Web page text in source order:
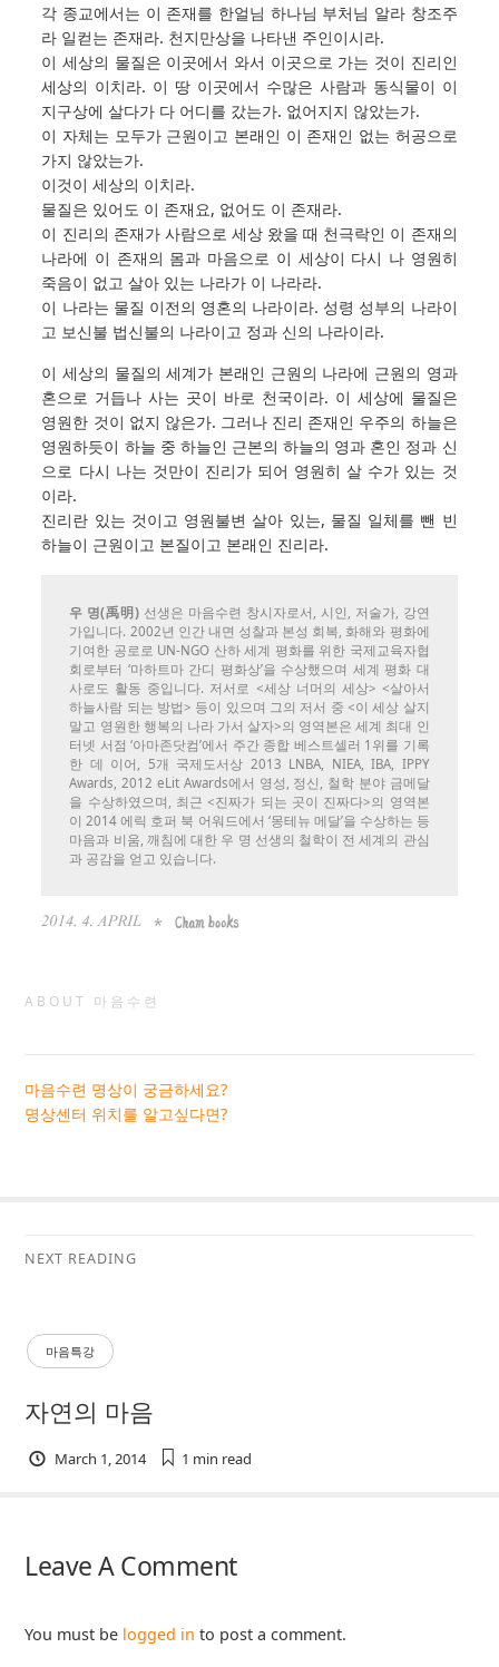
각 종교에서는 이 존재를 한얼님 하나님 부처님 알라 창조주
라 일컫는 존재라. 천지만상을 나타낸 주인이시라.
이 세상의 물질은 이곳에서 와서 이곳으로 가는 것이 진리인
세상의 이치라. 이 땅 이곳에서 수많은 사람과 동식물이 이
지구상에 살다가 다 어디를 갔는가. 없어지지 않았는가.
이 자체는 모두가 근원이고 본래인 이 존재인 없는 허공으로
가지 않았는가.
이것이 세상의 이치라.
물질은 있어도 이 존재요, 없어도 이 존재라.
이 진리의 존재가 사람으로 세상 왔을 때 천극락인 이 존재의
나라에 이 존재의 몸과 마음으로 이 세상이 다시 나 영원히
죽음이 없고 살아 있는 나라가 이 나라라.
이 나라는 물질 이전의 영혼의 나라이라. 성령 성부의 나라이
고 보신불 법신불의 나라이고 정과 신의 나라이라.
이 세상의 물질의 세계가 본래인 근원의 나라에 근원의 영과
혼으로 거듭나 사는 곳이 바로 천국이라. 이 세상에 물질은
영원한 것이 없지 않은가. 그러나 진리 존재인 우주의 하늘은
영원하듯이 하늘 중 하늘인 근본의 하늘의 영과 혼인 정과 신
으로 다시 나는 것만이 진리가 되어 영원히 살 수가 있는 것
이라.
진리란 있는 것이고 영원불변 살아 있는, 물질 일체를 뺀 빈
하늘이 근원이고 본질이고 본래인 진리라.
우 명(禹明) 선생은 마음수련 창시자로서, 시인, 저술가, 강연
가입니다. 2002년 인간 내면 성찰과 본성 회복, 화해와 평화에
기여한 공로로 UN-NGO 산하 세계 평화를 위한 국제교육자협
회로부터 ‘마하트마 간디 평화상’을 수상했으며 세계 평화 대
사로도 활동 중입니다. 저서로 <세상 너머의 세상> <살아서
하늘사람 되는 방법> 등이 있으며 그의 저서 중 <이 세상 살지
말고 영원한 행복의 나라 가서 살자>의 영역본은 세계 최대 인
터넷 서점 ‘아마존닷컴’에서 주간 종합 베스트셀러 1위를 기록
한 데 이어, 5개 국제도서상 2013 LNBA, NIEA, IBA, IPPY
Awards, 2012 eLit Awards에서 영성, 정신, 철학 분야 금메달
을 수상하였으며, 최근 <진짜가 되는 곳이 진짜다>의 영역본
이 2014 에릭 호퍼 북 어워드에서 ‘몽테뉴 메달’을 수상하는 등
마음과 비움, 깨침에 대한 우 명 선생의 철학이 전 세계의 관심
과 공감을 얻고 있습니다.
ABOUT 마음수련
마음수련 명상이 궁금하세요?
명상센터 위치를 알고싶다면?
NEXT READING
마음특강
자연의 마음
March 1, 2014 1 min read
Leave A Comment
You must be logged in to post a comment.